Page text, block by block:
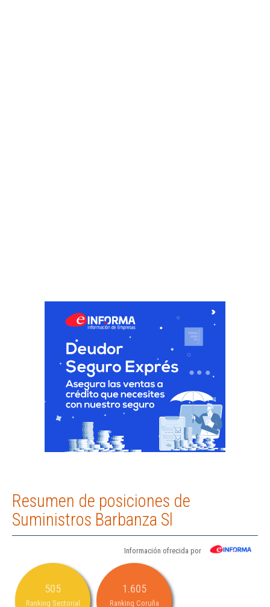
Resumen de posiciones de
Suministros Barbanza Sl
Información ofrecida por
505
Ranking Sectorial
1.605
Ranking Coruña